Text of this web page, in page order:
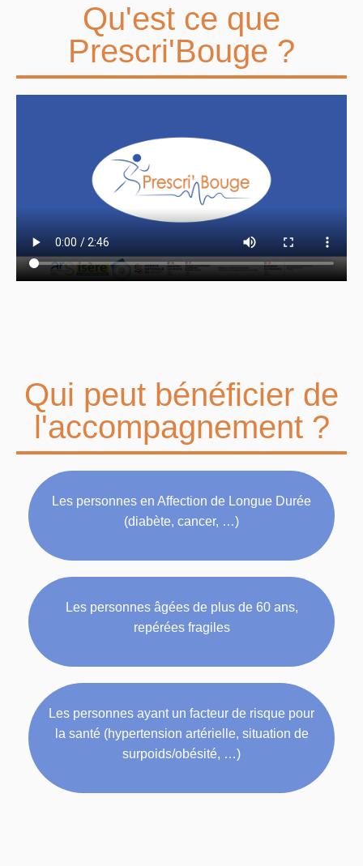
Qu'est ce que
Prescri'Bouge ?
Qui peut bénéficier de
l'accompagnement ?
Les personnes en Affection de Longue Durée
(diabète, cancer, …)
Les personnes âgées de plus de 60 ans,
repérées fragiles
Les personnes ayant un facteur de risque pour
la santé (hypertension artérielle, situation de
surpoids/obésité, …)